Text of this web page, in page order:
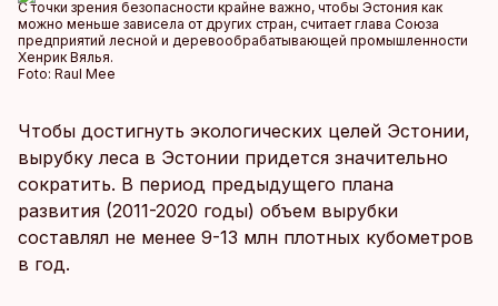
С точки зрения безопасности крайне важно, чтобы Эстония как
можно меньше зависела от других стран, считает глава Союза
предприятий лесной и деревообрабатывающей промышленности
Хенрик Вялья.
Foto: Raul Mee
Чтобы достигнуть экологических целей Эстонии,
вырубку леса в Эстонии придется значительно
сократить. В период предыдущего плана
развития (2011-2020 годы) объем вырубки
составлял не менее 9-13 млн плотных кубометров
в год.